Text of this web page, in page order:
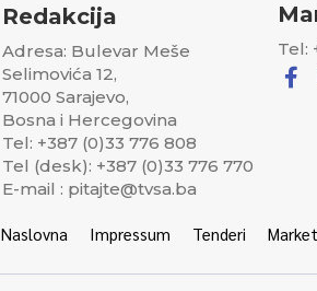
Redakcija
Adresa: Bulevar Meše
Selimovića 12,
71000 Sarajevo,
Bosna i Hercegovina
Tel: +387 (0)33 776 808
Tel (desk): +387 (0)33 776 770
E-mail : pitajte@tvsa.ba
Tel:
Naslovna Impressum Tenderi